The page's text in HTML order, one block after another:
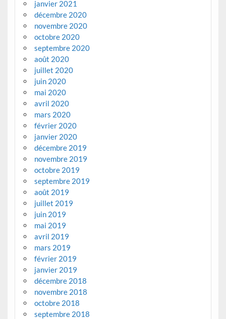
janvier 2021
décembre 2020
novembre 2020
octobre 2020
septembre 2020
août 2020
juillet 2020
juin 2020
mai 2020
avril 2020
mars 2020
février 2020
janvier 2020
décembre 2019
novembre 2019
octobre 2019
septembre 2019
août 2019
juillet 2019
juin 2019
mai 2019
avril 2019
mars 2019
février 2019
janvier 2019
décembre 2018
novembre 2018
octobre 2018
septembre 2018